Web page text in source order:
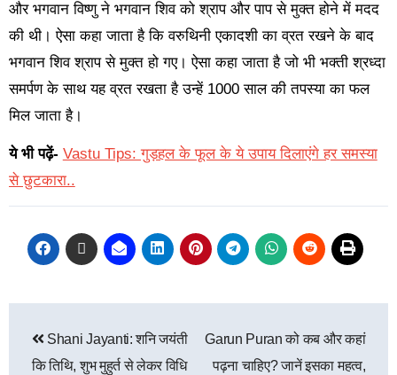
और भगवान विष्णु ने भगवान शिव को श्राप और पाप से मुक्त होने में मदद
की थी। ऐसा कहा जाता है कि वरुथिनी एकादशी का व्रत रखने के बाद
भगवान शिव श्राप से मुक्त हो गए। ऐसा कहा जाता है जो भी भक्ती श्रध्दा
समर्पण के साथ यह व्रत रखता है उन्हें 1000 साल की तपस्या का फल
मिल जाता है।
ये भी पढ़ें- Vastu Tips: गुड़हल के फूल के ये उपाय दिलाएंगे हर समस्या
से छुटकारा..
Shani Jayanti: शनि जयंती
कि तिथि, शुभ मुहुर्त से लेकर विधि
Garun Puran को कब और कहां
पढ़ना चाहिए? जानें इसका महत्व,